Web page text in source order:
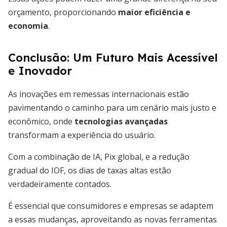
orçamento, proporcionando maior eficiência e
economia.
Conclusão: Um Futuro Mais Acessível
e Inovador
As inovações em remessas internacionais estão
pavimentando o caminho para um cenário mais justo e
econômico, onde tecnologias avançadas
transformam a experiência do usuário.
Com a combinação de IA, Pix global, e a redução
gradual do IOF, os dias de taxas altas estão
verdadeiramente contados.
É essencial que consumidores e empresas se adaptem
a essas mudanças, aproveitando as novas ferramentas